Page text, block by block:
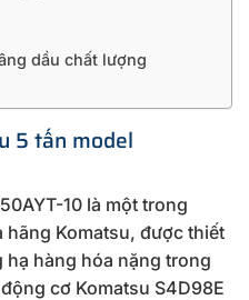
dầu chất lượng
5 tấn model
10 là một trong
Komatsu, được thiết
hạ hàng hóa nặng trong
cơ Komatsu S4D98E